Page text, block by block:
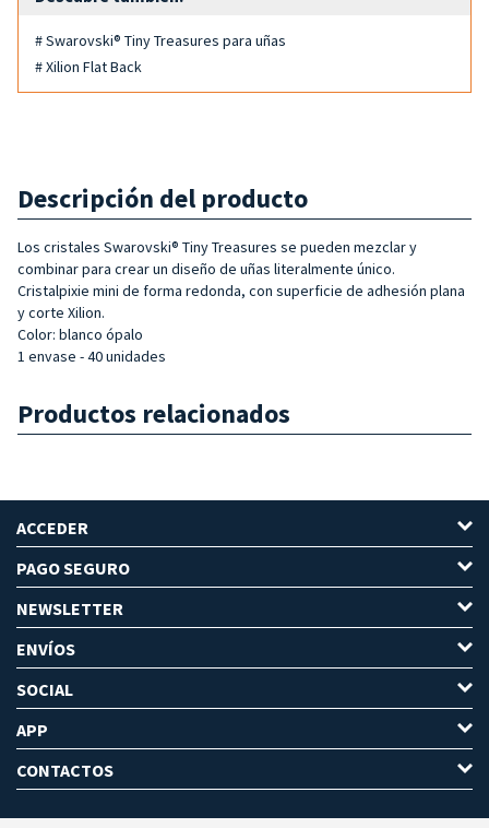
# Swarovski® Tiny Treasures para uñas
# Xilion Flat Back
Descripción del producto
Los cristales Swarovski® Tiny Treasures se pueden mezclar y
combinar para crear un diseño de uñas literalmente único.
Cristalpixie mini de forma redonda, con superficie de adhesión plana
y corte Xilion.
Color: blanco ópalo
1 envase - 40 unidades
Productos relacionados
ACCEDER
PAGO SEGURO
NEWSLETTER
ENVÍOS
SOCIAL
APP
CONTACTOS